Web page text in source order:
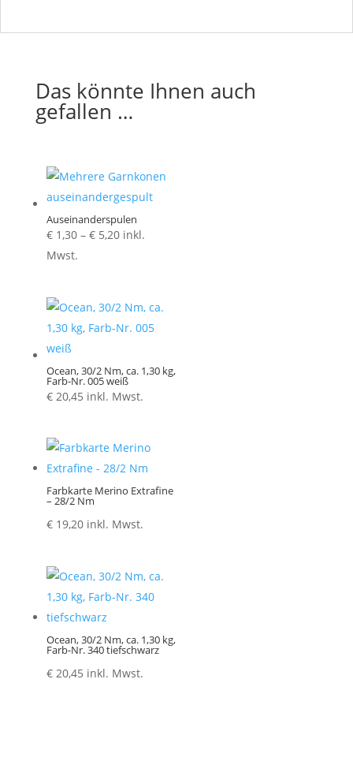
Das könnte Ihnen auch
gefallen …
Auseinanderspulen
€1,30 – €5,20Preisspanne:
inkl.
Mwst.
Ocean, 30/2 Nm, ca. 1,30 kg,
Farb-Nr. 005 weiß
€20,45 inkl. Mwst.
Farbkarte Merino Extrafine
– 28/2 Nm
€19,20 inkl. Mwst.
Ocean, 30/2 Nm, ca. 1,30 kg,
Farb-Nr. 340 tiefschwarz
€20,45 inkl. Mwst.